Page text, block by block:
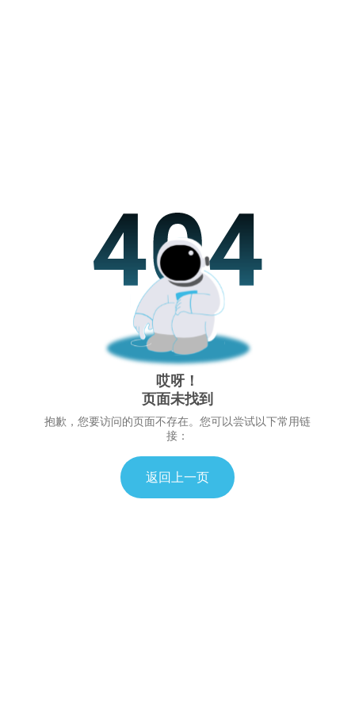
哎呀！
页面未找到
抱歉，您要访问的页面不存在。您可以尝试以下常用链
接：
返回上一页